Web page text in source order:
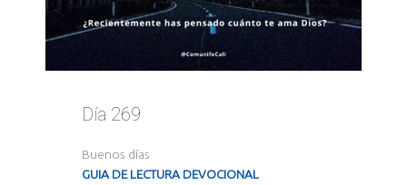
Día 269
Buenos días
GUIA DE LECTURA DEVOCIONAL